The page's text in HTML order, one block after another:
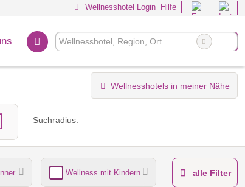
Wellnesshotel Login Hilfe
Wellnesshotels in meiner Nähe
Suchradius:
Wellness mit Kindern alle Filter